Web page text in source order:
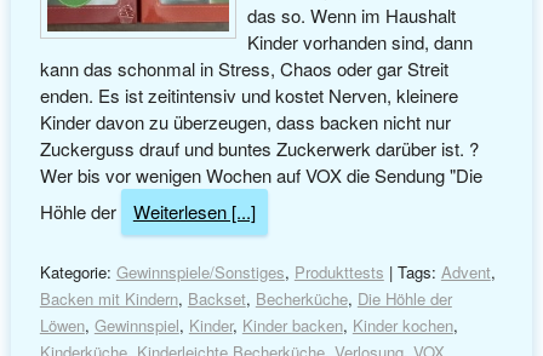
das so. Wenn im Haushalt
Kinder vorhanden sind, dann
kann das schonmal in Stress, Chaos oder gar Streit
enden. Es ist zeitintensiv und kostet Nerven, kleinere
Kinder davon zu überzeugen, dass backen nicht nur
Zuckerguss drauf und buntes Zuckerwerk darüber ist. ?
Wer bis vor wenigen Wochen auf VOX die Sendung "Die
Höhle der
Weiterlesen [...]
Kategorie: Gewinnspiele/Sonstiges, Produkttests | Tags: Advent,
Backen mit Kindern, Backset, Becherküche, Die Höhle der
Löwen, Gewinnspiel, Kinder, Kinder backen, Kinder kochen,